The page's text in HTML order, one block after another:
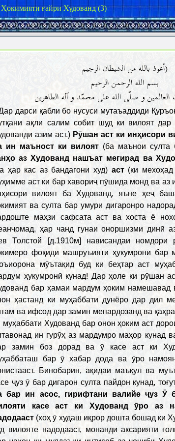
Ҳокимияти ғайри Худованд (3)
(أعوذ بالله من الشیطان الرجیم
بسم الله الرحمن الرحیم
و صلّی الله علی محمّد و آله الطاهرین
дарси қабли бо нусуси мутаъаддиди
ақли салим собит шуд ки вилоят
азим аст.) Рӯшан аст ки инҳисори
ин маъност ки вилоят (ба маънои султа
аз Худованд нашъат мегирад ва
ҳар кас аз бандагони худ)аст (ки
аст ки бар хавориҷ пӯшида монд ва аз
вилоят ба Худованд, яъне ҳеҷ
ва султа бар умури дигаронро
маҳзи сафсата аст ва хоста ё
ҳар чанд гунаи оноршизми динӣ
Толстой [д.1910м] нависандаи
фоқиди машрӯъияти ҳукумронӣ бар
мӯътақид буд ки беҳтар аст
ҳукумронӣ кунад! Дар ҳоле ки рӯшан
бар ҳамаи мардум ҳоким намешавад
ҳастанд ки муҳаббати дунёро дар дил
ва ифсод дар замин мепардозанд ва
муҳаббати Худованд бар онон ҳоким аст
ин гурӯҳ аз мардумро маҳор кунад
замин боз дорад ва ӯ касе аст ки
бар ӯ хабар дода ва ӯро
Бинобарин, ақидаи маъқул ва
ҷуз ӯ бар дигарон султа пайдон кунад,
бар ин асос, гирифтани валийе ҷуз Ӯ
касе аст ки Худованд ӯро аз
(хоҳ ӯ худаш иқрор дошта бошад ки
вилояте надодааст, монанди аксарияти